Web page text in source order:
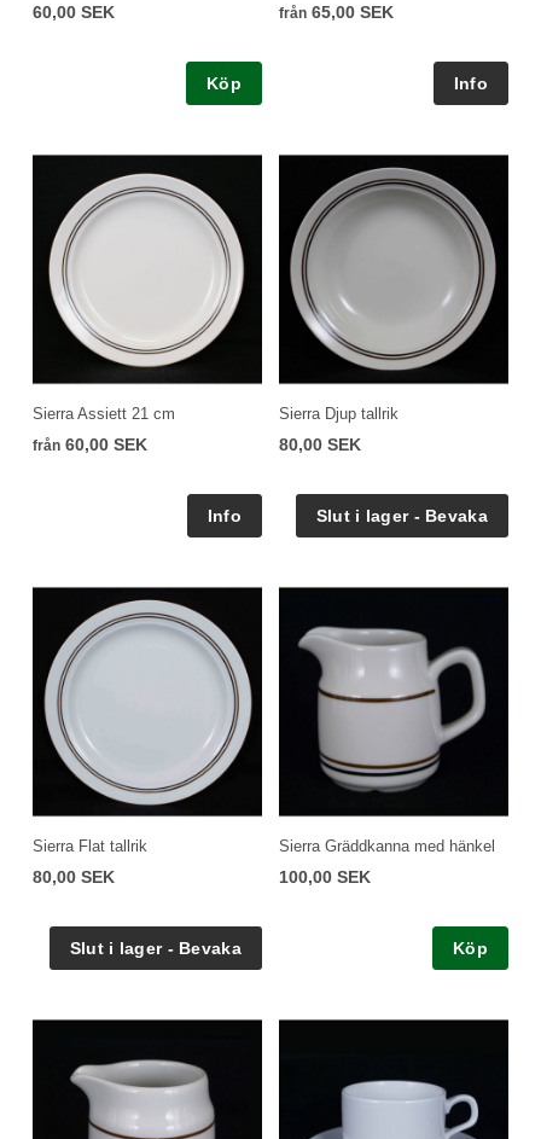
60,00 SEK
Köp
från 65,00 SEK
Sierra Assiett 21 cm
från 60,00 SEK
Sierra Djup tallrik
80,00 SEK
Sierra Flat tallrik
80,00 SEK
Sierra Gräddkanna med hänkel
100,00 SEK
Köp